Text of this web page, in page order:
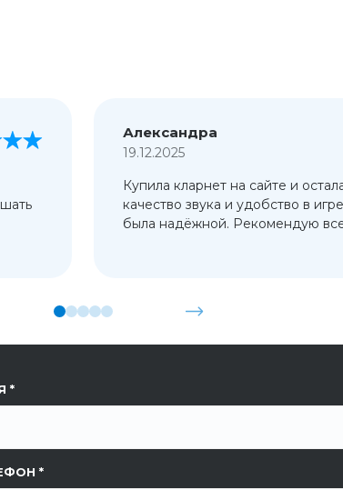
Александра
19.12.2025
Купила кларнет на сайте и
качество звука и удобство в
была надёжной. Рекомендую
СТРАНИЦУ